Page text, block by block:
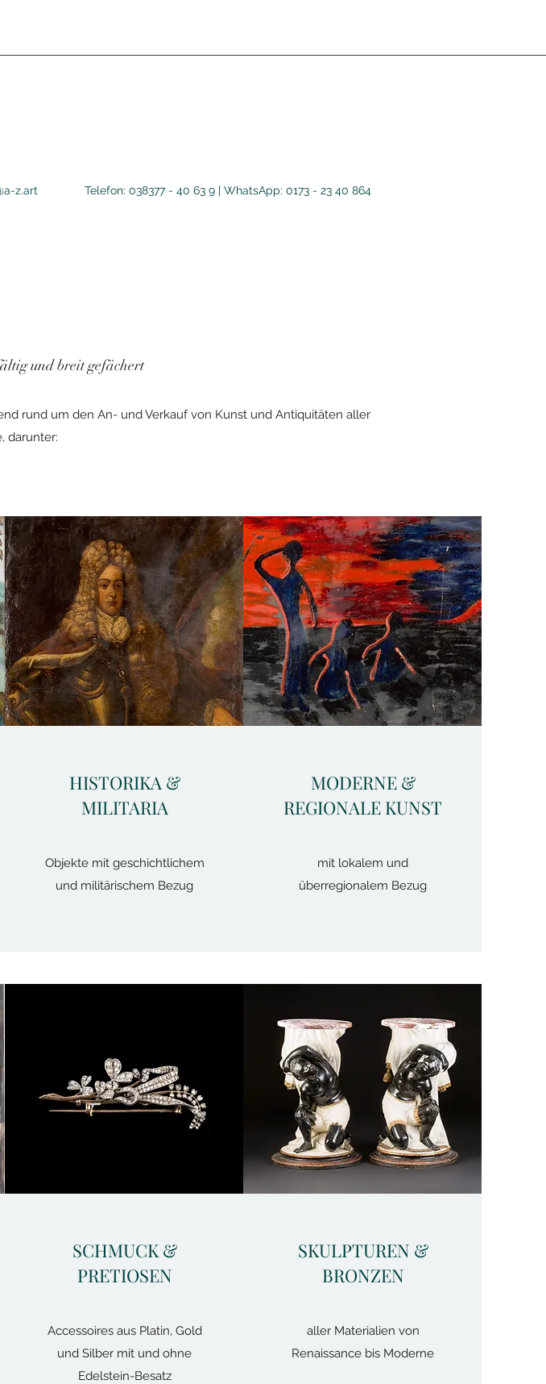
z.art Telefon: 038377 - 40 63 9 | WhatsApp: 0173 - 23 40 864
und breit gefächert
rund um den An- und Verkauf von Kunst und Antiquitäten aller
darunter:
HISTORIKA &
MILITARIA
Objekte mit geschichtlichem
und militärischem Bezug
MODERNE &
REGIONALE KUNST
mit lokalem und
überregionalem Bezug
SCHMUCK &
PRETIOSEN
Accessoires aus Platin, Gold
und Silber mit und ohne
Edelstein-Besatz
SKULPTUREN &
BRONZEN
aller Materialien von
Renaissance bis Moderne